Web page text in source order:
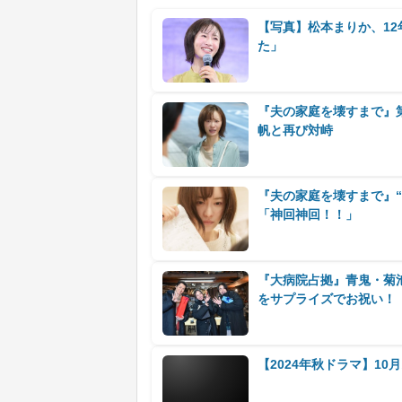
【写真】松本まりか、
た」
『夫の家庭を壊すまで
帆と再び対峙
『夫の家庭を壊すまで
「神回神回！！」
『大病院占拠』青鬼・
をサプライズでお祝い！
【2024年秋ドラマ】10